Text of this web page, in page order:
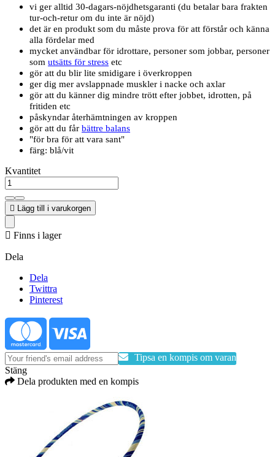
vi ger alltid 30-dagars-nöjdhetsgaranti (du betalar bara frakten
tur-och-retur om du inte är nöjd)
det är en produkt som du måste prova för att förstår och känna
alla fördelar med
mycket användbar för idrottare, personer som jobbar, personer
som utsätts för stress etc
gör att du blir lite smidigare i överkroppen
ger dig mer avslappnade muskler i nacke och axlar
gör att du känner dig mindre trött efter jobbet, idrotten, på
fritiden etc
påskyndar återhämtningen av kroppen
gör att du får bättre balans
"för bra för att vara sant"
färg: blå/vit
Kvantitet
 Lägg till i varukorgen
 Finns i lager
Dela
Dela
Twittra
Pinterest
Tipsa en kompis om varan
Stäng
Dela produkten med en kompis